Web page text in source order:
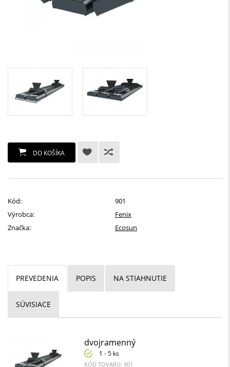
DO KOŠÍKA
Kód:
901
Výrobca:
Fenix
Značka:
Ecosun
PREVEDENIA POPIS NA STIAHNUTIE
SÚVISIACE
dvojramenný
1 - 5 ks
KÓD TOVARU: 901